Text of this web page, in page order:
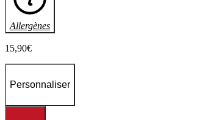
Allergènes
15,90€
Personnaliser